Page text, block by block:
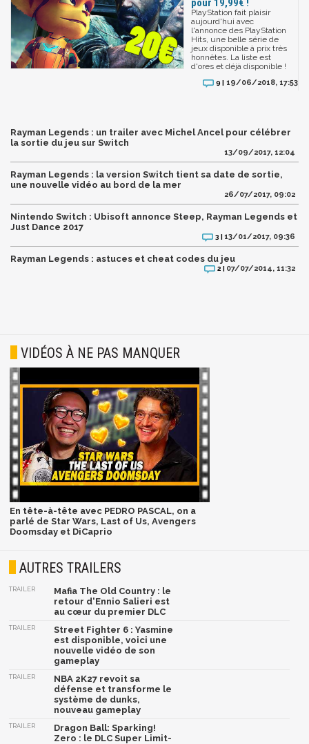
pour 19,99€ !
PlayStation fait plaisir
aujourd'hui avec
l'annonce des PlayStation
Hits, une belle série de
jeux disponible à prix très
honnêtes. La liste est
d'ores et déjà disponible !
9 | 19/06/2018, 17:53
Rayman Legends : un trailer avec Michel Ancel pour célébrer
la sortie du jeu sur Switch
13/09/2017, 12:04
Rayman Legends : la version Switch tient sa date de sortie,
une nouvelle vidéo au bord de la mer
26/07/2017, 09:02
Nintendo Switch : Ubisoft annonce Steep, Rayman Legends et
Just Dance 2017
3 | 13/01/2017, 09:36
Rayman Legends : astuces et cheat codes du jeu
2 | 07/07/2014, 11:32
VIDÉOS À NE PAS MANQUER
En tête-à-tête avec PEDRO PASCAL, on a
parlé de Star Wars, Last of Us, Avengers
Doomsday et DiCaprio
AUTRES TRAILERS
TRAILER
Mafia The Old Country : le
retour d'Ennio Salieri est
au cœur du premier DLC
TRAILER
Street Fighter 6 : Yasmine
est disponible, voici une
nouvelle vidéo de son
gameplay
TRAILER
NBA 2K27 revoit sa
défense et transforme le
système de dunks,
nouveau gameplay
TRAILER
Dragon Ball: Sparking!
Zero : le DLC Super Limit-